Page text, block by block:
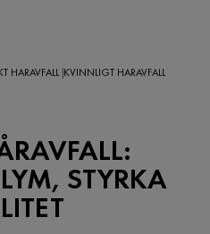
HARAVFALL KVINNLIGT HARAVFALL
STYRKA